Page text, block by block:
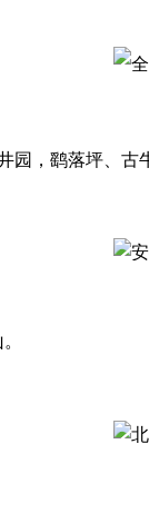
，鹞落坪、古